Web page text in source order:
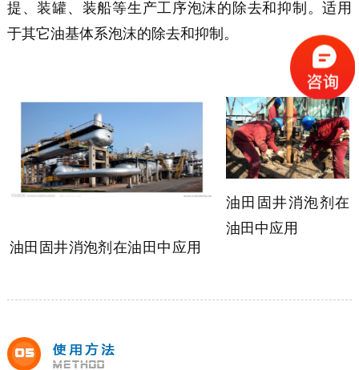
提、装罐、装船等生产工序泡沫的除去和抑制。适用
于其它油基体系泡沫的除去和抑制。
油田固井消泡剂在油田中 应用
油田固井消泡剂在
油田中应用